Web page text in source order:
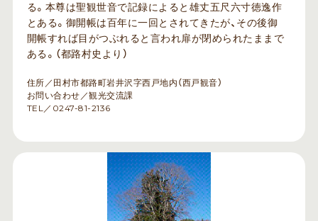
る。本尊は聖観世音で記録によると雄丈五尺六寸徳逸作
とある。御開帳は百年に一回とされてきたが、その後御
開帳すれば目がつぶれると言われ扉が閉められたままで
ある。（都路村史より）
住所／田村市都路町岩井沢字西戸地内（西戸観音）
お問い合わせ／観光交流課
TEL／0247-81-2136